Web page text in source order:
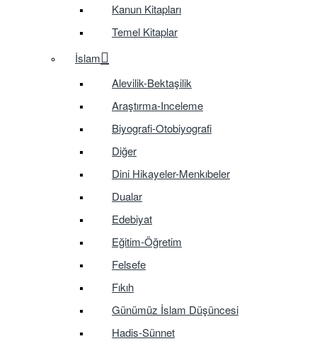
Kanun Kitapları
Temel Kitaplar
İslam
Alevilik-Bektaşilik
Araştırma-Inceleme
Biyografi-Otobiyografi
Diğer
Dini Hikayeler-Menkıbeler
Dualar
Edebiyat
Eğitim-Öğretim
Felsefe
Fıkıh
Günümüz İslam Düşüncesi
Hadis-Sünnet